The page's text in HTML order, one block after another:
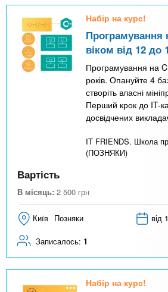
Набір на курс!
Програмування
віком від 12 до
Програмування на
років. Опануйте 4
створіть власні
Перший крок до IT-
досвідчених
IT FRIENDS. Школа
(ПОЗНЯКИ)
Вартість
В місяць: 2 500 грн
Київ Позняки від
Записалось: 1
Набір на курс!